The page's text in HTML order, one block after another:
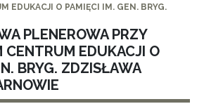
EDUKACJI O PAMIĘCI IM. GEN. BRYG.
PLENEROWA PRZY
CENTRUM EDUKACJI O
BRYG. ZDZISŁAWA